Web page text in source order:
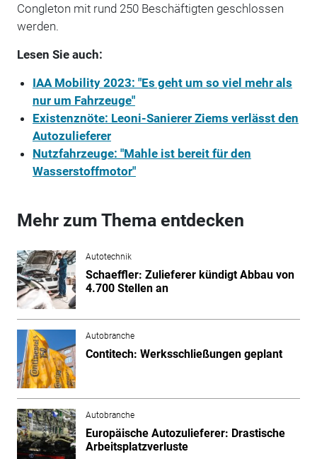
Congleton mit rund 250 Beschäftigten geschlossen
werden.
Lesen Sie auch:
IAA Mobility 2023: "Es geht um so viel mehr als
nur um Fahrzeuge"
Existenznöte: Leoni-Sanierer Ziems verlässt den
Autozulieferer
Nutzfahrzeuge: "Mahle ist bereit für den
Wasserstoffmotor"
Mehr zum Thema entdecken
Autotechnik
Schaeffler: Zulieferer kündigt Abbau von
4.700 Stellen an
Autobranche
Contitech: Werksschließungen geplant
Autobranche
Europäische Autozulieferer: Drastische
Arbeitsplatzverluste